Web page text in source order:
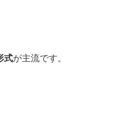
式が主流です。